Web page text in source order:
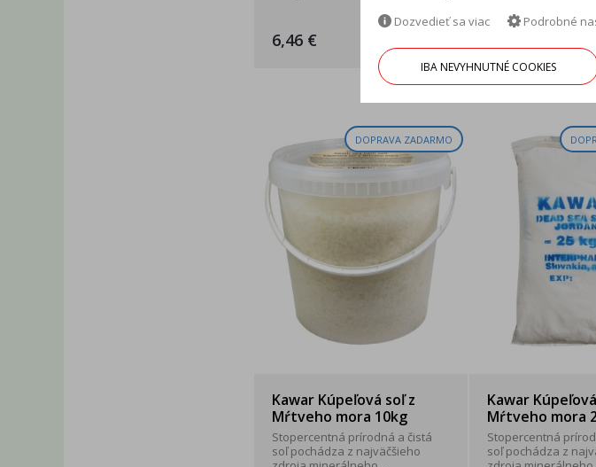
6,46 € 8,85 € 11,07 €
ušetríte 2,22 (20%)
DOPRAVA ZADARMO
Kawar Kúpeľová soľ z
Mŕtveho mora 10kg
Stopercentná prírodná a čistá
soľ pochádza z najväčšieho
Kawar
Mŕtveho mora
Stopercentná
soľ pochádza z
Dozvedieť sa viac
Podrobné
IBA NEVYHNUTNÉ COOKIES